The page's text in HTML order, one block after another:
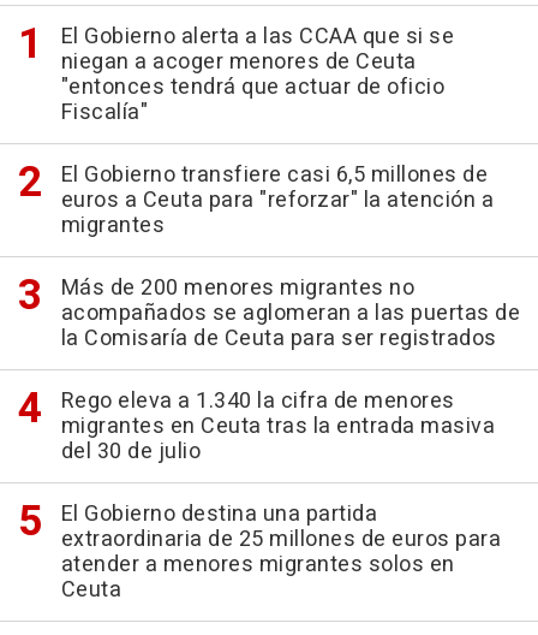
El Gobierno alerta a las CCAA que si se
niegan a acoger menores de Ceuta
"entonces tendrá que actuar de oficio
Fiscalía"
El Gobierno transfiere casi 6,5 millones de
euros a Ceuta para "reforzar" la atención a
migrantes
Más de 200 menores migrantes no
acompañados se aglomeran a las puertas de
la Comisaría de Ceuta para ser registrados
Rego eleva a 1.340 la cifra de menores
migrantes en Ceuta tras la entrada masiva
del 30 de julio
El Gobierno destina una partida
extraordinaria de 25 millones de euros para
atender a menores migrantes solos en
Ceuta